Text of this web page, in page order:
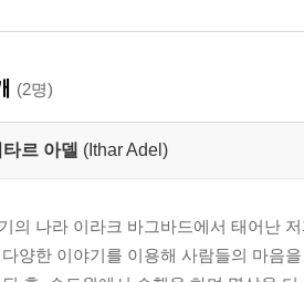
(2명)
타르 아델 (Ithar Adel)
의 나라 이라크 바그바드에서 태어난
양한 이야기를 이용해 사람들의 마음